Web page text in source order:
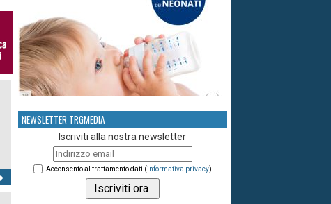
NEWSLETTER TRGMEDIA
Iscriviti alla nostra newsletter
Acconsento al trattamento dati (informativa privacy)